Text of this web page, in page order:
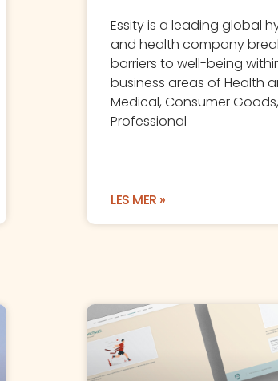
Essity is a leading global
and health company
barriers to well-being
business areas of Health
Medical, Consumer
Professional
LES MER »